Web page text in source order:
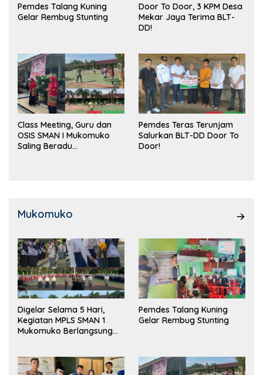
Pemdes Talang Kuning
Gelar Rembug Stunting
Door To Door, 3 KPM Desa
Mekar Jaya Terima BLT-
DD!
Class Meeting, Guru dan
OSIS SMAN I Mukomuko
Saling Beradu
Pemdes Teras Terunjam
Salurkan BLT-DD Door To
Door!
Mukomuko
Digelar Selama 5 Hari,
Kegiatan MPLS SMAN 1
Mukomuko Berlangsung
Pemdes Talang Kuning
Gelar Rembug Stunting